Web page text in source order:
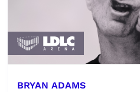
BRYAN ADAMS